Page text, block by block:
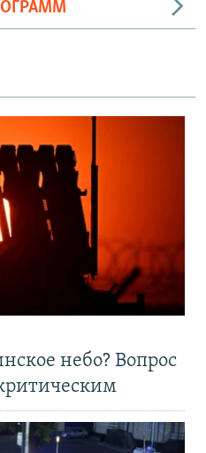
небо? Вопрос